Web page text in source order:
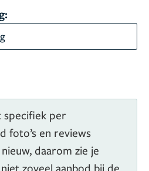
specifiek per
foto’s en reviews
daarom zie je
zoveel aanbod bij de